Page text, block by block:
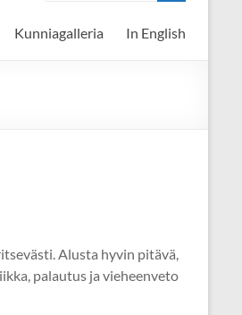
Kunniagalleria In English
Alusta hyvin pitävä,
palautus ja vieheenveto